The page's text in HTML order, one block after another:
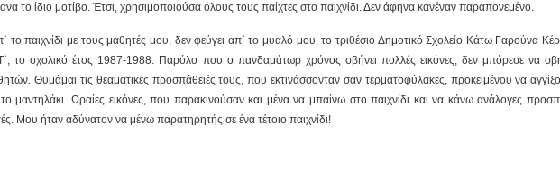
το ίδιο μοτίβο. Έτσι, χρησιμοποιούσα όλους τους παίχτες στο παιχνίδι. Δεν άφηνα κανέναν παραπονεμένο.
παιχνίδι με τους μαθητές μου, δεν φεύγει απ` το μυαλό μου, το τριθέσιο Δημοτικό Σχολείο Κάτω Γαρούνα
το σχολικό έτος 1987-1988. Παρόλο που ο πανδαμάτωρ χρόνος σβήνει πολλές εικόνες, δεν μπόρεσε να
Θυμάμαι τις θεαματικές προσπάθειές τους, που εκτινάσσονταν σαν τερματοφύλακες, προκειμένου να
μαντηλάκι. Ωραίες εικόνες, που παρακινούσαν και μένα να μπαίνω στο παιχνίδι και να κάνω ανάλογες
Μου ήταν αδύνατον να μένω παρατηρητής σε ένα τέτοιο παιχνίδι!